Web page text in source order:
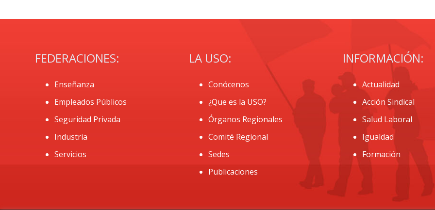
FEDERACIONES:
Enseñanza
Empleados Públicos
Seguridad Privada
Industria
Servicios
LA USO:
Conócenos
¿Que es la USO?
Órganos Regionales
Comité Regional
Sedes
Publicaciones
INFORMACIÓN:
Actualidad
Acción Sindical
Salud Laboral
Igualdad
Formación